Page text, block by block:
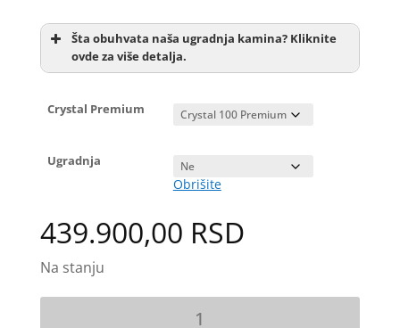
Šta obuhvata naša ugradnja kamina? Kliknite
ovde za više detalja.
Pozicioniranje kamina pomoću metalne
Crystal Premium
Ugradnja
Obrišite
439.900,00 RSD